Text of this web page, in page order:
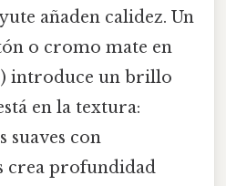
añaden calidez. Un
o cromo mate en
introduce un brillo
en la textura:
suaves con
crea profundidad